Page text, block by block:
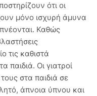
ότι οι
μόνο ισχυρή άμυνα
Καθώς
τις καθιστά
παιδιά. Οι γιατροί
στα παιδιά σε
άπνοια ύπνου και